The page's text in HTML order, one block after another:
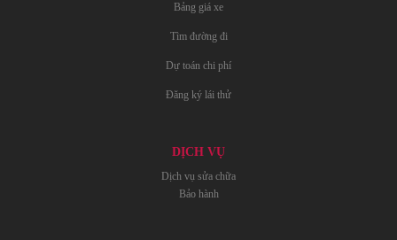
Bảng giá xe
Tìm đường đi
Dự toán chi phí
Đăng ký lái thử
DỊCH VỤ
Dịch vụ sửa chữa
Bảo hành